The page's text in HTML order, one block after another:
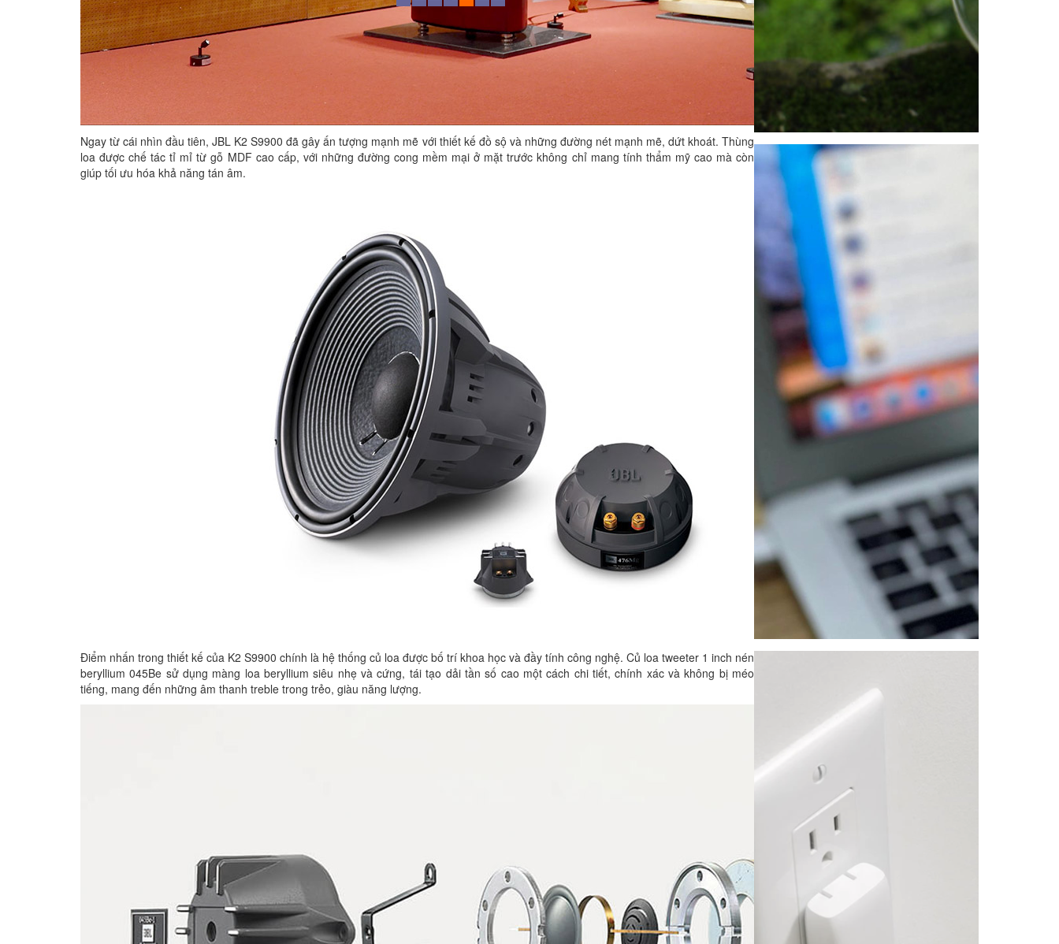
Ngay từ cái nhìn đầu tiên, JBL K2 S9900 đã gây ấn tượng mạnh mẽ với thiết kế đồ sộ và những đường nét mạnh mẽ, dứt khoát. Thùng
loa được chế tác tỉ mỉ từ gỗ MDF cao cấp, với những đường cong mềm mại ở mặt trước không chỉ mang tính thẩm mỹ cao mà còn
giúp tối ưu hóa khả năng tán âm.
Điểm nhấn trong thiết kế của K2 S9900 chính là hệ thống củ loa được bố trí khoa học và đầy tính công nghệ. Củ loa tweeter 1 inch nén
beryllium 045Be sử dụng màng loa beryllium siêu nhẹ và cứng, tái tạo dải tần số cao một cách chi tiết, chính xác và không bị méo
tiếng, mang đến những âm thanh treble trong trẻo, giàu năng lượng.